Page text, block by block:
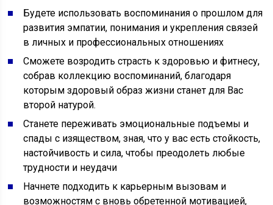
Будете использовать воспоминания о прошлом для
развития эмпатии, понимания и укрепления связей
в личных и профессиональных отношениях
Сможете возродить страсть к здоровью и фитнесу,
собрав коллекцию воспоминаний, благодаря
которым здоровый образ жизни станет для Вас
второй натурой.
Станете переживать эмоциональные подъемы и
спады с изяществом, зная, что у вас есть стойкость,
настойчивость и сила, чтобы преодолеть любые
трудности и неудачи
Начнете подходить к карьерным вызовам и
возможностям с вновь обретенной мотивацией,